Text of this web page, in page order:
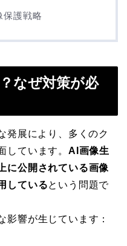
保護戦略
なぜ対策が必
発展により、多くのク
しています。 AI画像生
に公開されている画像
しているという問題で
影響が生じています：